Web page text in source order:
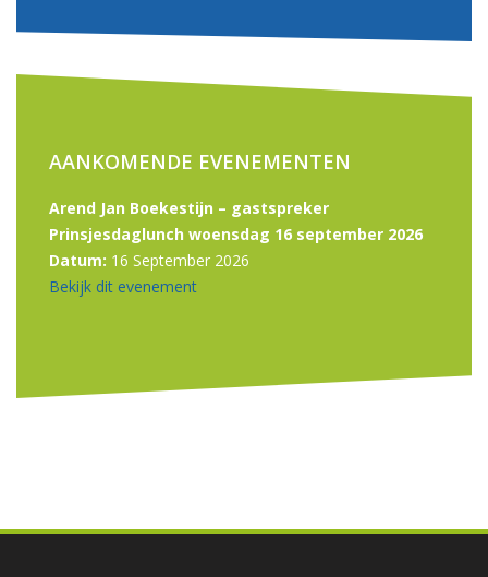
AANKOMENDE EVENEMENTEN
Arend Jan Boekestijn – gastspreker
Prinsjesdaglunch woensdag 16 september 2026
Datum: 16 September 2026
Bekijk dit evenement